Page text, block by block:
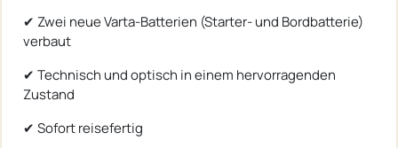
✔ Zwei neue Varta-Batterien (Starter- und Bordbatterie)
verbaut
✔ Technisch und optisch in einem hervorragenden
Zustand
✔ Sofort reisefertig